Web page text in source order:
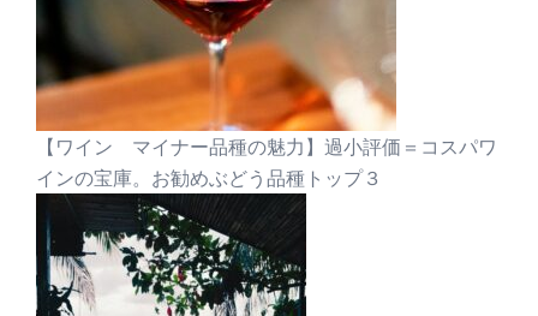
【ワイン マイナー品種の魅力】過小評価＝コスパワ
インの宝庫。お勧めぶどう品種トップ３